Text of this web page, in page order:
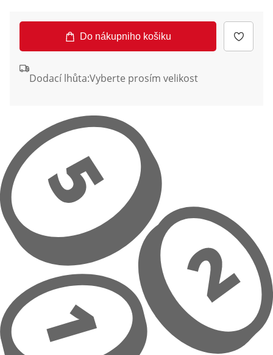
Do nákupniho košiku
Dodací lhůta:Vyberte prosím velikost